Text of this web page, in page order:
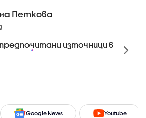
Петкова
източници в
Google News Youtube